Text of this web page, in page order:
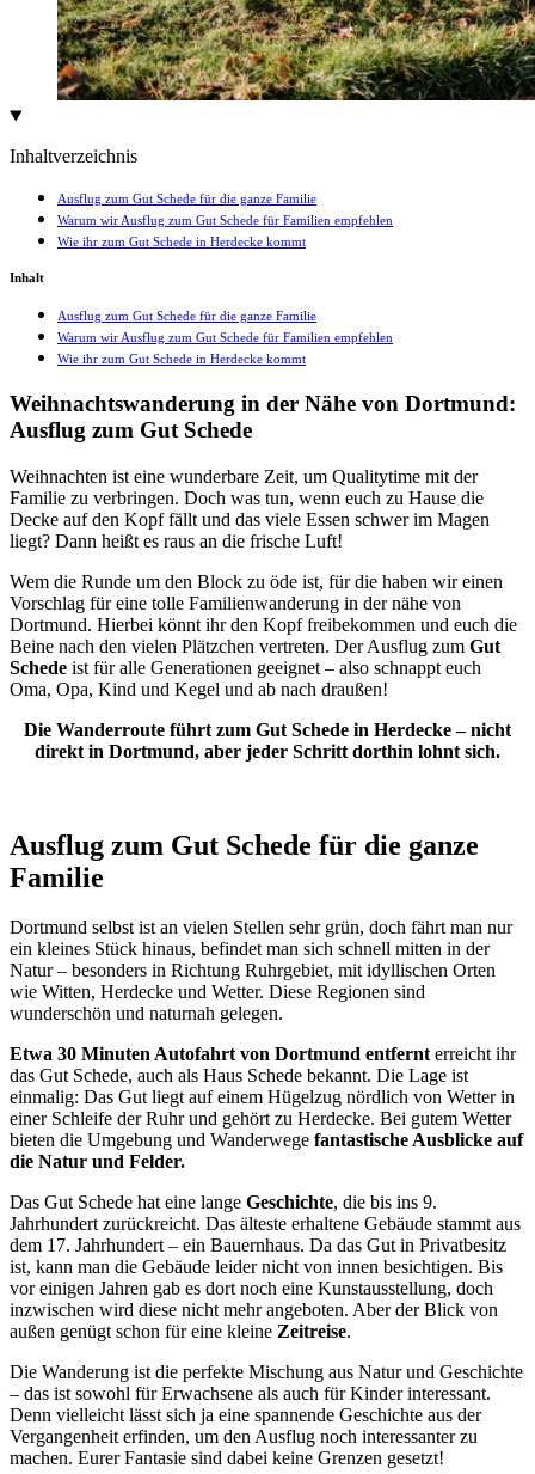
Inhaltverzeichnis
Ausflug zum Gut Schede für die ganze Familie
Warum wir Ausflug zum Gut Schede für Familien empfehlen
Wie ihr zum Gut Schede in Herdecke kommt
Inhalt
Ausflug zum Gut Schede für die ganze Familie
Warum wir Ausflug zum Gut Schede für Familien empfehlen
Wie ihr zum Gut Schede in Herdecke kommt
Weihnachtswanderung in der Nähe von Dortmund:
Ausflug zum Gut Schede
Weihnachten ist eine wunderbare Zeit, um Qualitytime mit der
Familie zu verbringen. Doch was tun, wenn euch zu Hause die
Decke auf den Kopf fällt und das viele Essen schwer im Magen
liegt? Dann heißt es raus an die frische Luft!
Wem die Runde um den Block zu öde ist, für die haben wir einen
Vorschlag für eine tolle Familienwanderung in der nähe von
Dortmund. Hierbei könnt ihr den Kopf freibekommen und euch die
Beine nach den vielen Plätzchen vertreten. Der Ausflug zum Gut
Schede ist für alle Generationen geeignet – also schnappt euch
Oma, Opa, Kind und Kegel und ab nach draußen!
Die Wanderroute führt zum Gut Schede in Herdecke – nicht
direkt in Dortmund, aber jeder Schritt dorthin lohnt sich.
Ausflug zum Gut Schede für die ganze
Familie
Dortmund selbst ist an vielen Stellen sehr grün, doch fährt man nur
ein kleines Stück hinaus, befindet man sich schnell mitten in der
Natur – besonders in Richtung Ruhrgebiet, mit idyllischen Orten
wie Witten, Herdecke und Wetter. Diese Regionen sind
wunderschön und naturnah gelegen.
Etwa 30 Minuten Autofahrt von Dortmund entfernterreicht ihr
das Gut Schede, auch als Haus Schede bekannt. Die Lage ist
einmalig: Das Gut liegt auf einem Hügelzug nördlich von Wetter in
einer Schleife der Ruhr und gehört zu Herdecke. Bei gutem Wetter
bieten die Umgebung und Wanderwege fantastische Ausblicke auf
die Natur und Felder.
Das Gut Schede hat eine lange Geschichte, die bis ins 9.
Jahrhundert zurückreicht. Das älteste erhaltene Gebäude stammt aus
dem 17. Jahrhundert – ein Bauernhaus. Da das Gut in Privatbesitz
ist, kann man die Gebäude leider nicht von innen besichtigen. Bis
vor einigen Jahren gab es dort noch eine Kunstausstellung, doch
inzwischen wird diese nicht mehr angeboten. Aber der Blick von
außen genügt schon für eine kleine Zeitreise.
Die Wanderung ist die perfekte Mischung aus Natur und Geschichte
– das ist sowohl für Erwachsene als auch für Kinder interessant.
Denn vielleicht lässt sich ja eine spannende Geschichte aus der
Vergangenheit erfinden, um den Ausflug noch interessanter zu
machen. Eurer Fantasie sind dabei keine Grenzen gesetzt!